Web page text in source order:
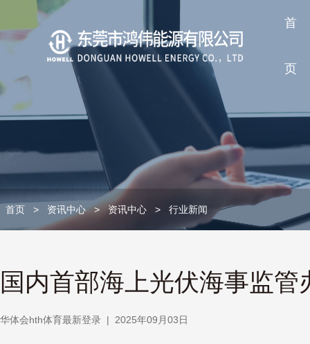
首
页
首页 > 资讯中心 > 资讯中心 > 行业新闻
国内首部海上光伏海事监
华体会hth体育最新登录 | 2025年09月03日